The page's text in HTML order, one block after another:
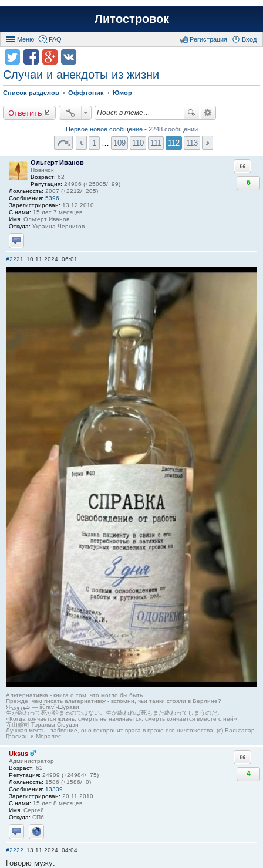
Литостровок
Меню FAQ Вход
Регистрация
Случаи и анекдоты из жизни
Список разделов Оффтопик Юмор
Ответить
Первое новое сообщение• 2248 сообщений
1 109 110 111 112 113
Ольгерт Иванов
Новичок
Возраст: 62
Репутация: 24906 (+25005/−99)
Лояльность: 2007 (+2212/−205)
Сообщения: 5396
Зарегистрирован: 13.12.2010
С нами: 15 лет 7 месяцев
Имя: Ольгерт Иванов
Откуда: Украина Чернигов
Отправить личное сообщение
6
#2221 10.11.2024, 06:01
Альтернативка - книга о том, что могло бы быть.
Прежде, чем писать альтернативку - вспомни, чьи танки стояли в Берлине?
Я-شوروی — šûravî-Шурави
生が終わって死が始まるのではない。生が終われば死もまた終わってしまうのだ。
«Когда кончается жизнь, смерть не начинается, смерть кончается вместе с ней»
寺山修司 Тэраяма Сюудзи
Лучшая месть - забвение, оно похоронит врага в прахе его ничтожества. (с) Бальтасар
Грасиан-и-Моралес
Uksus
Администратор
Возраст: 62
Репутация: 24909 (+24984/−75)
Лояльность: 1586 (+1586/−0)
Сообщения: 13339
Зарегистрирован: 20.11.2010
С нами: 15 лет 8 месяцев
Имя: Сергей
Откуда: СПб
Отправить личное сообщение
Сайт
4
#2222 13.11.2024, 04:04
Говорю мужу: